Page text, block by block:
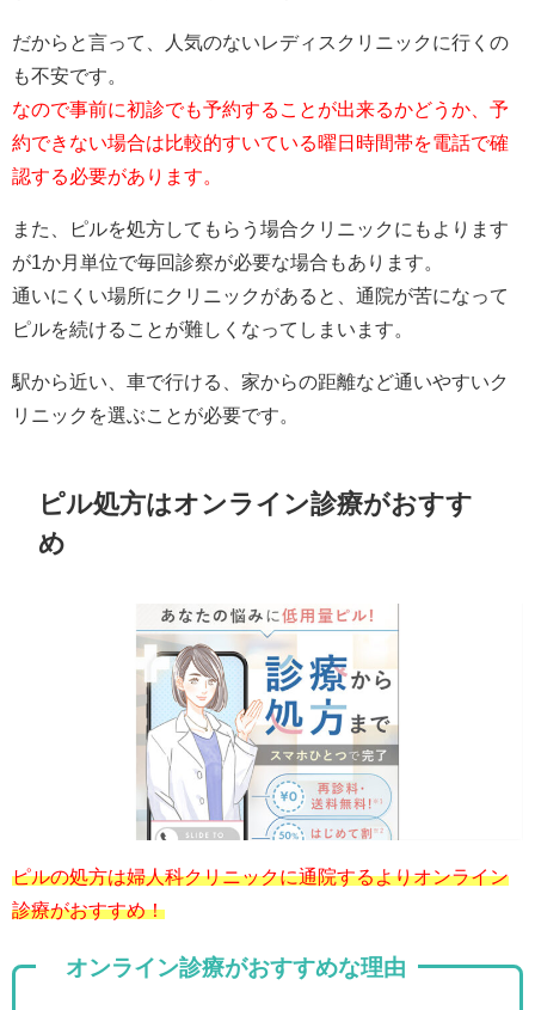
だからと言って、人気のないレディスクリニックに行くの
も不安です。
なので事前に初診でも予約することが出来るかどうか、予
約できない場合は比較的すいている曜日時間帯を電話で確
認する必要があります。
また、ピルを処方してもらう場合クリニックにもよります
が1か月単位で毎回診察が必要な場合もあります。
通いにくい場所にクリニックがあると、通院が苦になって
ピルを続けることが難しくなってしまいます。
駅から近い、車で行ける、家からの距離など通いやすいク
リニックを選ぶことが必要です。
ピル処方はオンライン診療がおすす
め
ピルの処方は婦人科クリニックに通院するよりオンライン
診療がおすすめ！
オンライン診療がおすすめな理由